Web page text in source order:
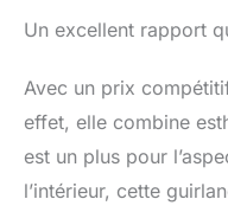
Un excellent rapport
Avec un prix
effet, elle combine
est un plus pour
l’intérieur, cette